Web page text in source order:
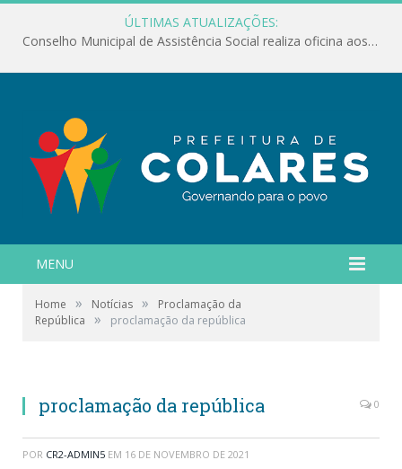
ÚLTIMAS ATUALIZAÇÕES:
Conselho Municipal de Assistência Social realiza oficina aos servidores
MENU
Home » Notícias »
Proclamação da
República
» proclamação da república
proclamação da república 0
POR CR2-ADMIN5 EM 16 DE NOVEMBRO DE 2021